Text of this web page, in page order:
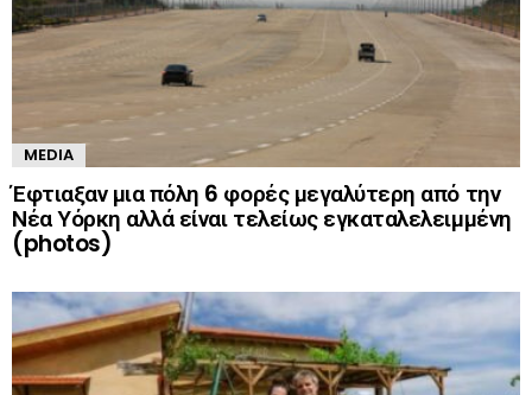
MEDIA
Έφτιαξαν μια πόλη 6 φορές μεγαλύτερη από την
Νέα Υόρκη αλλά είναι τελείως εγκαταλελειμμένη
(photos)